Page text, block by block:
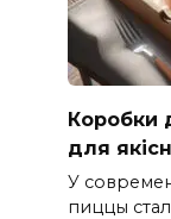
Коробки
для
У
пиццы